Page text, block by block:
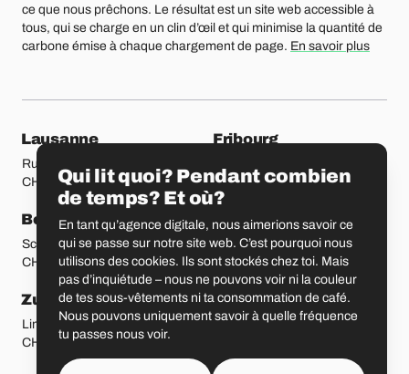
ce que nous prêchons. Le résultat est un site web accessible à
tous, qui se charge en un clin d’œil et qui minimise la quantité de
carbone émise à chaque chargement de page. En savoir plus
Nos bureaux
Lausanne
Rue Etraz 4
CH-1003 Lausanne
Fribourg
CH-1700 Fribourg
Berne
Schmiedenplatz 5
CH-3011 Berne
Bâle
Sattelgasse 4
CH-4051 Bâle
Zurich
Limmatstrasse 183
CH-8005 Zurich
Saint-Gall
Vadianstrasse 25A
Qui lit quoi? Pendant combien
de temps? Et où?
En tant qu’agence digitale, nous aimerions savoir ce
qui se passe sur notre site web. C’est pourquoi nous
utilisons des cookies. Ils sont stockés chez toi. Mais
pas d’inquiétude – nous ne pouvons voir ni la couleur
de tes sous-vêtements ni ta consommation de café.
Nous pouvons uniquement savoir à quelle fréquence
tu passes nous voir.